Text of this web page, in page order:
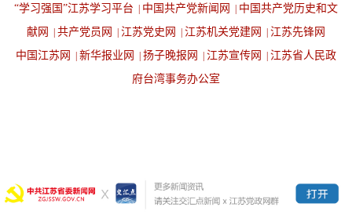
“学习强国”江苏学习平台 中国共产党新闻网
中国共产党历史和文
献网
共产党员网 江苏党史网 江苏机关党建网
江苏先锋网
中国江苏网
新华报业网 扬子晚报网 江苏宣传网
江苏省人民政
府台湾事务办公室
版权所有：中国共产党江苏省委员会办公厅 备案号：苏ICP备
20023884号